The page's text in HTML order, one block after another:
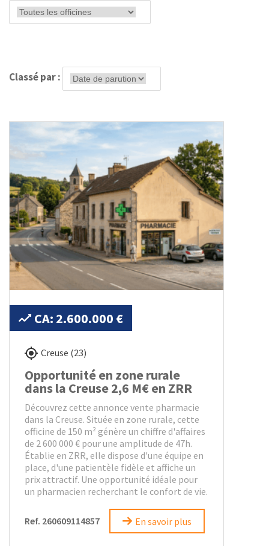
Classé par :
CA: 2.600.000 €
Creuse (23)
Opportunité en zone rurale
dans la Creuse 2,6 M€ en ZRR
Découvrez cette annonce vente pharmacie
dans la Creuse. Située en zone rurale, cette
officine de 150 m² génère un chiffre d'affaires
de 2 600 000 € pour une amplitude de 47h.
Établie en ZRR, elle dispose d'une équipe en
place, d'une patientèle fidèle et affiche un
prix attractif. Une opportunité idéale pour
un pharmacien recherchant le confort de vie.
Ref. 260609114857 En savoir plus